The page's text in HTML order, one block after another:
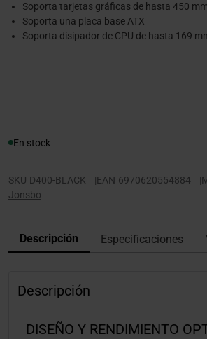
Soporta tarjetas gráficas de hasta 450
Soporta una placa base ATX
Soporta disipador de CPU de hasta 169
En stock
SKU D400-BLACK |EAN 6970620554884 |
Jonsbo
Descripción Especificaciones
Descripción
DISEÑO Y RENDIMIENTO